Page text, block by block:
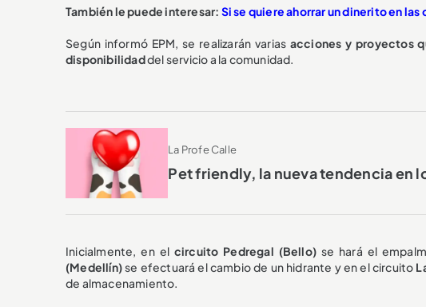
También le puede interesar: Si se quiere ahorrar un dinerito en
Según informó EPM, se realizarán varias acciones y proyectos
disponibilidaddel servicio a la comunidad.
La Profe Calle
Pet friendly, la nueva tendencia en
Inicialmente, en el circuito Pedregal (Bello)se hará el
(Medellín)se efectuará el cambio de un hidrante y en el circuito
de almacenamiento.